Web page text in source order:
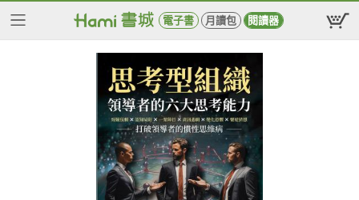
電子書 月讀包 閱讀器